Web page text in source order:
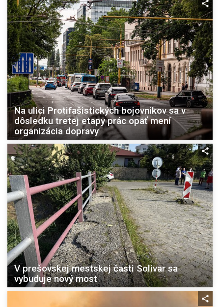
Na ulici Protifašistických bojovníkov sa v
dôsledku tretej etapy prác opäť mení
organizácia dopravy
V prešovskej mestskej časti Solivar sa
vybuduje nový most